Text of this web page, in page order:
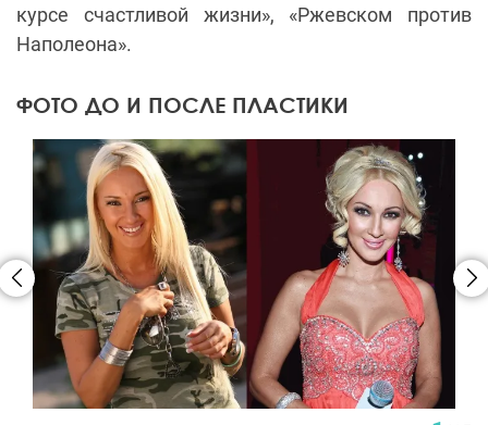
курсе счастливой жизни», «Ржевском против
Наполеона».
ФОТО ДО И ПОСЛЕ ПЛАСТИКИ